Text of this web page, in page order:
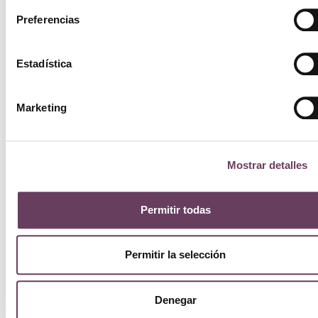
Preferencias
Estadística
Marketing
Mostrar detalles
Permitir todas
Permitir la selección
Denegar